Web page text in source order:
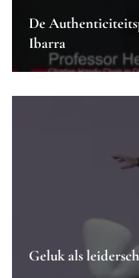
De
Ibarra
Geluk als